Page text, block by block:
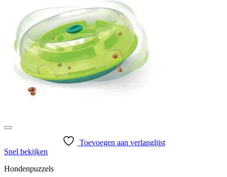
Toevoegen aan verlanglijst
Snel bekijken
Hondenpuzzels